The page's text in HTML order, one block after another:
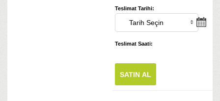
Teslimat Tarihi:
Teslimat Saati:
SATIN AL